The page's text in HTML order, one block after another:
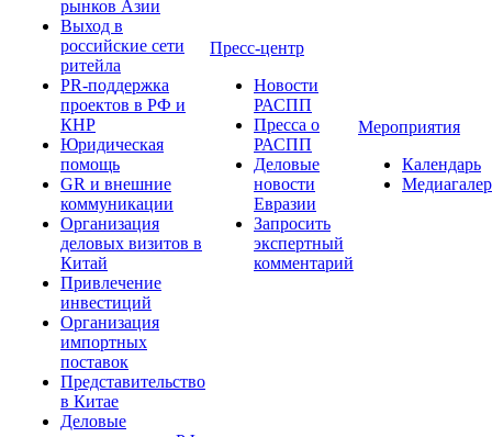
рынков Азии
Выход в
российские сети
ритейла
PR-поддержка
проектов в РФ и
КНР
Юридическая
помощь
GR и внешние
коммуникации
Организация
деловых визитов в
Китай
Привлечение
инвестиций
Организация
импортных
поставок
Представительство
в Китае
Деловые
Пресс-центр
Новости
РАСПП
Пресса о
РАСПП
Деловые
новости
Евразии
Запросить
экспертный
комментарий
Мероприятия
Календарь